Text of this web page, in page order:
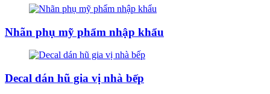
Nhãn phụ mỹ phẩm nhập khẩu
Decal dán hũ gia vị nhà bếp